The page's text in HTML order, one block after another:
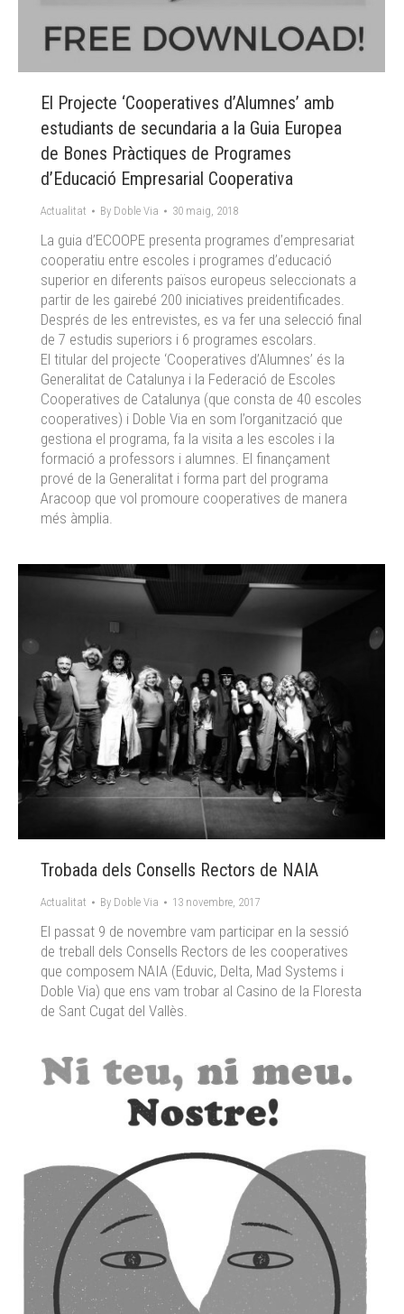
El Projecte ‘Cooperatives d’Alumnes’ amb
estudiants de secundaria a la Guia Europea
de Bones Pràctiques de Programes
d’Educació Empresarial Cooperativa
Actualitat By Doble Via 30 maig, 2018
La guia d’ECOOPE presenta programes d’empresariat
cooperatiu entre escoles i programes d’educació
superior en diferents països europeus seleccionats a
partir de les gairebé 200 iniciatives preidentificades.
Després de les entrevistes, es va fer una selecció final
de 7 estudis superiors i 6 programes escolars.
El titular del projecte ‘Cooperatives d’Alumnes’ és la
Generalitat de Catalunya i la Federació de Escoles
Cooperatives de Catalunya (que consta de 40 escoles
cooperatives) i Doble Via en som l’organització que
gestiona el programa, fa la visita a les escoles i la
formació a professors i alumnes. El finançament
prové de la Generalitat i forma part del programa
Aracoop que vol promoure cooperatives de manera
més àmplia.
Trobada dels Consells Rectors de NAIA
Actualitat By Doble Via 13 novembre, 2017
El passat 9 de novembre vam participar en la sessió
de treball dels Consells Rectors de les cooperatives
que composem NAIA (Eduvic, Delta, Mad Systems i
Doble Via) que ens vam trobar al Casino de la Floresta
de Sant Cugat del Vallès.